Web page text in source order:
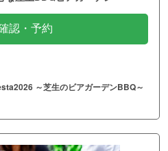
認・予約
～芝生のビアガーデンBBQ～